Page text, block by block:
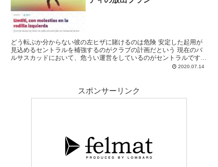
どう転ぶか分からない彼の左ヒザに賭けるのは危険 安定した起用が
見込めるセントラルを補強するのがクラブの計画だという 現在のバ
ルサスカッドにおいて、危うい運営をしているのがセントラルです。
2020.07.14
スポンサーリンク